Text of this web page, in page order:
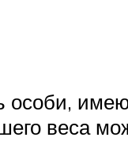
особи,
веса